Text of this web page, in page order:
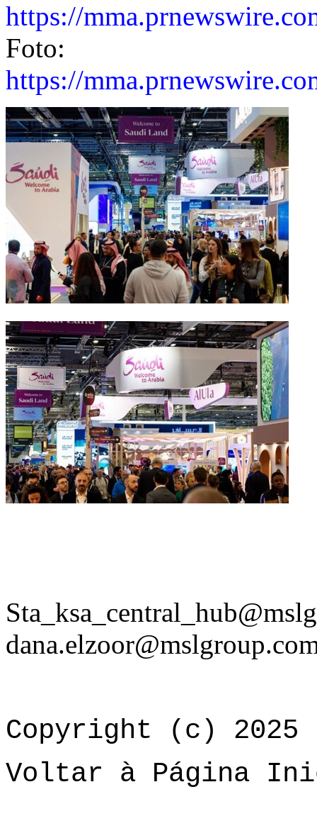
https://
Foto:
https://
Copyright (c) 2025
Voltar à Página